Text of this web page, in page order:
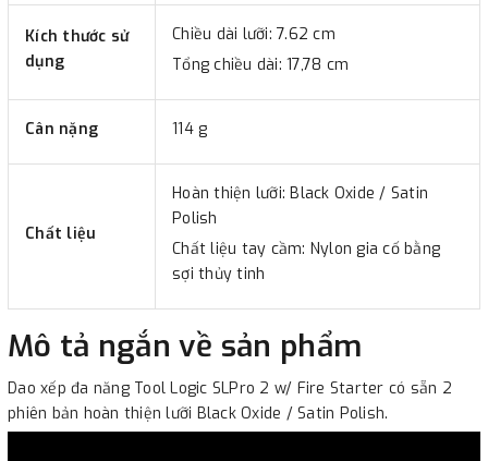
Kích thước sử
dụng
Chiều dài lưỡi: 7.62 cm
Tổng chiều dài: 17,78 cm
Cân nặng 114 g
Chất liệu
Hoàn thiện lưỡi: Black Oxide / Satin
Polish
Chất liệu tay cầm: Nylon gia cố bằng
sợi thủy tinh
Mô tả ngắn về sản phẩm
Dao xếp đa năng Tool Logic SLPro 2 w/ Fire Starter có sẵn 2
phiên bản hoàn thiện lưỡi Black Oxide / Satin Polish.